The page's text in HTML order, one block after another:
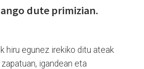
dute primizian.
hiru egunez irekiko ditu ateak
igandean eta